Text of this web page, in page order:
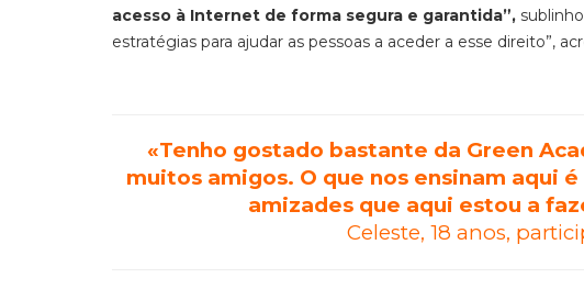
acesso à Internet de forma segura e garantida”,
estratégias para ajudar as pessoas a aceder a esse direito”,
«Tenho gostado bastante da Green
muitos amigos. O que nos ensinam aqui
amizades que aqui estou a
Celeste, 18 anos,